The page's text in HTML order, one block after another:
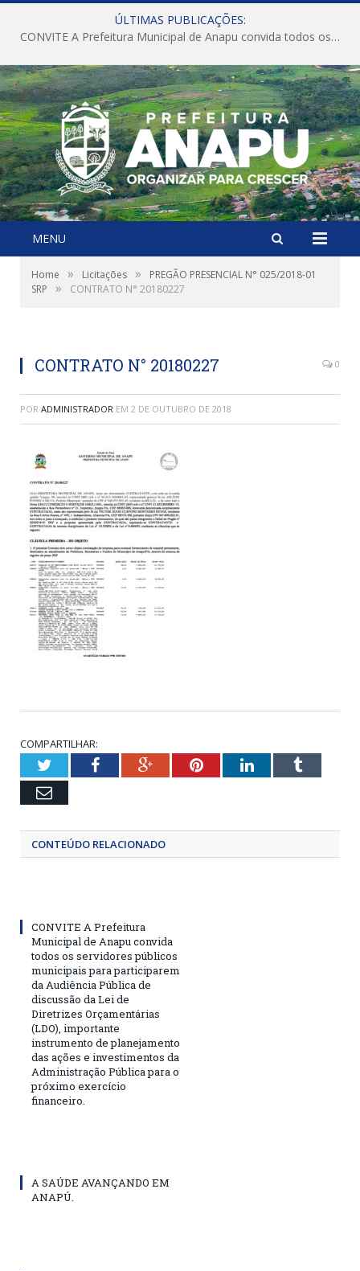
ÚLTIMAS PUBLICAÇÕES:
CONVITE A Prefeitura Municipal de Anapu convida todos os servidores públicos municipais para participarem da Audiência Pública de discussão da Lei de Diretrizes Orçamentárias (LDO), importante instrumento de planejamento das ações e investimentos da Administração Pública para o próximo exercício financeiro.
MENU
Home » Licitações »
PREGÃO PRESENCIAL N° 025/2018-01
SRP
» CONTRATO N° 20180227
CONTRATO N° 20180227 0
POR ADMINISTRADOR EM 2 DE OUTUBRO DE 2018
COMPARTILHAR:
TwitterFacebookGoogle+PinterestLinkedInTumblr
Email
CONTEÚDO RELACIONADO
CONVITE A Prefeitura
Municipal de Anapu convida
todos os servidores públicos
municipais para participarem
da Audiência Pública de
discussão da Lei de
Diretrizes Orçamentárias
(LDO), importante
instrumento de planejamento
das ações e investimentos da
Administração Pública para o
próximo exercício
financeiro.
A SAÚDE AVANÇANDO EM
ANAPÚ.